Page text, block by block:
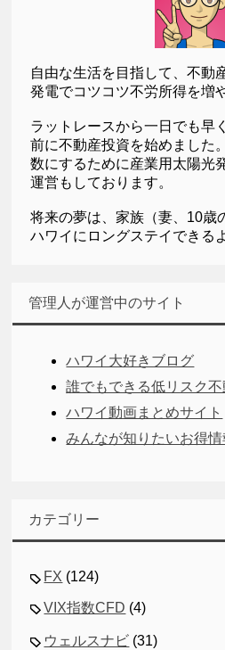
自由な生活を目指して、不動
発電でコツコツ不労所得を増
ラットレースから一日でも早
前に不動産投資を始めました
数にするために産業用太陽光
運営もしております。
将来の夢は、家族（妻、10歳
ハワイにロングステイできる
管理人が運営中のサイト
ハワイ大好きブログ
誰でもできる低リスク
ハワイ動画まとめサイト
みんなが知りたいお得情
カテゴリー
FX (124)
VIX指数CFD (4)
ウェルスナビ (31)